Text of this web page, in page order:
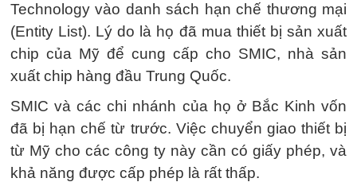
Technology vào danh sách hạn chế thương mại
(Entity List). Lý do là họ đã mua thiết bị sản xuất
chip của Mỹ để cung cấp cho SMIC, nhà sản
xuất chip hàng đầu Trung Quốc.
SMIC và các chi nhánh của họ ở Bắc Kinh vốn
đã bị hạn chế từ trước. Việc chuyển giao thiết bị
từ Mỹ cho các công ty này cần có giấy phép, và
khả năng được cấp phép là rất thấp.